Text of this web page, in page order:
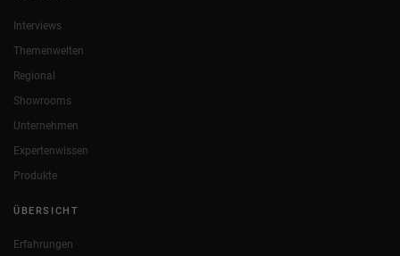
Interviews
Themenwelten
Regional
Showrooms
Unternehmen
Expertenwissen
Produkte
ÜBERSICHT
Erfahrungen